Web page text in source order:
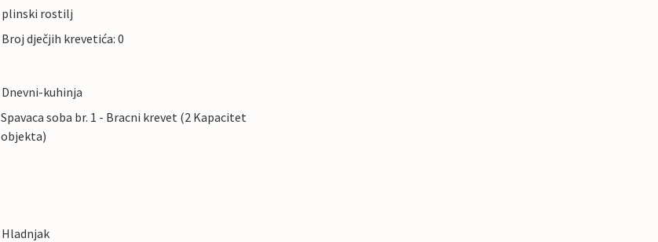
plinski rostilj
Broj dječjih krevetića: 0
Dnevni-kuhinja
Spavaca soba br. 1 - Bracni krevet (2 Kapacitet
objekta)
Hladnjak